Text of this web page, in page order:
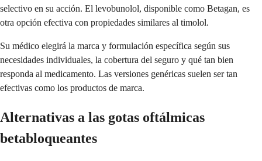
selectivo en su acción. El levobunolol, disponible como Betagan, es
otra opción efectiva con propiedades similares al timolol.
Su médico elegirá la marca y formulación específica según sus
necesidades individuales, la cobertura del seguro y qué tan bien
responda al medicamento. Las versiones genéricas suelen ser tan
efectivas como los productos de marca.
Alternativas a las gotas oftálmicas
betabloqueantes